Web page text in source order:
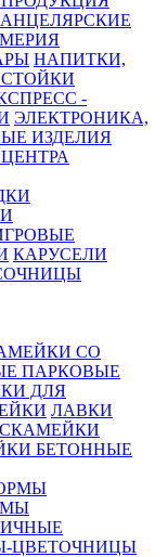
НАПИТКИ,
-
ЭЛЕКТРОНИКА,
ИЗДЕЛИЯ
КАРУСЕЛИ
СО
ПАРКОВЫЕ
ДЛЯ
ЛАВКИ
БЕТОННЫЕ
ЦВЕТОЧНИЦЫ